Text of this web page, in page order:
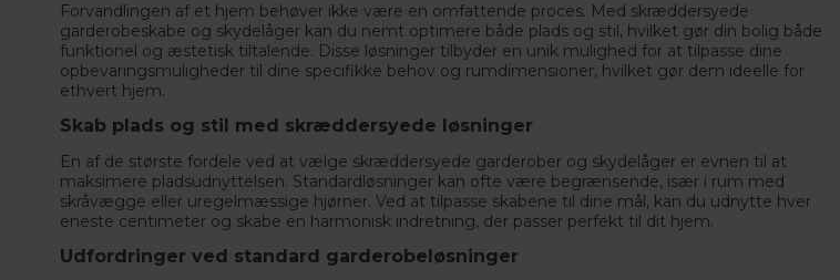
Forvandlingen af et hjem behøver ikke være en omfattende proces. Med skræddersyede
garderobeskabe og skydelåger kan du nemt optimere både plads og stil, hvilket gør din bolig både
funktionel og æstetisk tiltalende. Disse løsninger tilbyder en unik mulighed for at tilpasse dine
opbevaringsmuligheder til dine specifikke behov og rumdimensioner, hvilket gør dem ideelle for
ethvert hjem.
Skab plads og stil med skræddersyede løsninger
En af de største fordele ved at vælge skræddersyede garderober og skydelåger er evnen til at
maksimere pladsudnyttelsen. Standardløsninger kan ofte være begrænsende, især i rum med
skråvægge eller uregelmæssige hjørner. Ved at tilpasse skabene til dine mål, kan du udnytte hver
eneste centimeter og skabe en harmonisk indretning, der passer perfekt til dit hjem.
Udfordringer ved standard garderobeløsninger